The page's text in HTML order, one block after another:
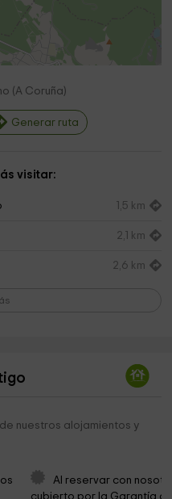
(A Coruña)
Generar ruta
visitar:
1,5 km
2,1 km
2,6 km
4,2 km
nuestros alojamientos y
Al reservar con
cubierto por la Garantía